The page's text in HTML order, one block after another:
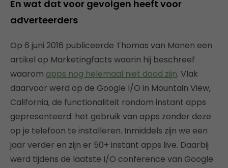
En wat dat voor gevolgen heeft voor
adverteerders
Op 6 juni 2016 publiceerde Thomas van Manen een
artikel op Marketingfacts waarin hij beschreef
waarom apps nog helemaal niet dood zijn. Vlak
daarvoor werd op de Google I/O in Mountain View,
California, de functionaliteit rondom instant apps
gepresenteerd: het gebruik van apps zonder deze
op je telefoon te installeren. Inmiddels zijn we een
jaar verder en zijn er 50+ instant apps live. Daarbij
werd tijdens de laatste I/O conference van Google